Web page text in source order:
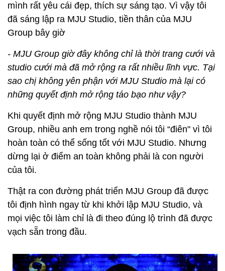
mình rất yêu cái đẹp, thích sự sáng tạo. Vì vậy tôi
đã sáng lập ra MJU Studio, tiền thân của MJU
Group bây giờ
- MJU Group giờ đây không chỉ là thời trang cưới và
studio cưới mà đã mở rộng ra rất nhiều lĩnh vực. Tại
sao chị không yên phận với MJU Studio mà lại có
những quyết định mở rộng táo bạo như vậy?
Khi quyết định mở rộng MJU Studio thành MJU
Group, nhiều anh em trong nghề nói tôi “điên" vì tôi
hoàn toàn có thể sống tốt với MJU Studio. Nhưng
dừng lại ở điểm an toàn không phải là con người
của tôi.
Thật ra con đường phát triển MJU Group đã được
tôi định hình ngay từ khi khởi lập MJU Studio, và
mọi việc tôi làm chỉ là đi theo đúng lộ trình đã được
vạch sẵn trong đầu.